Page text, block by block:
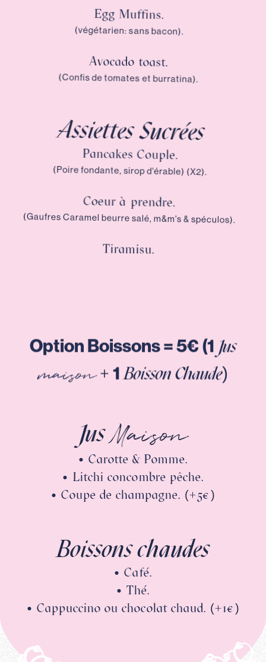
Egg Muffins.
(végétarien: sans bacon).
Avocado toast.
(Confis de tomates et burratina).
Assiettes Sucrées
Pancakes Couple.
(Poire fondante, sirop d'érable) (X2).
Coeur à prendre.
(Gaufres Caramel beurre salé, m&m's & spéculos).
Tiramisu.
Option Boissons = 5€ (1 Jus
maison+1Boisson Chaude)
JusMaison
• Carotte & Pomme.
• Litchi concombre pêche.
• Coupe de champagne. (+5€)
Boissons chaudes
• Café.
• Thé.
• Cappuccino ou chocolat chaud. (+1€)